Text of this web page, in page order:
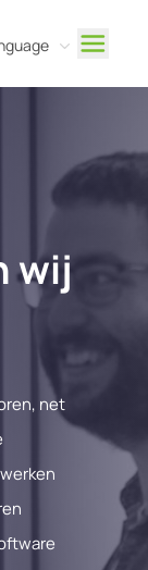
wij
net